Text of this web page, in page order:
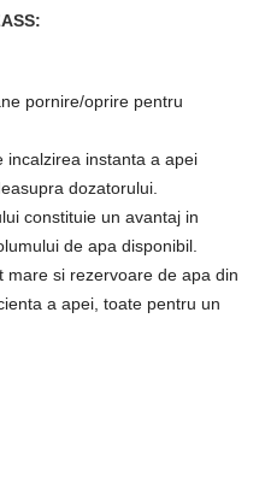
pornire/oprire pentru
incalzirea instanta a apei
dozatorului.
constituie un avantaj in
de apa disponibil.
mare si rezervoare de apa din
a apei, toate pentru un